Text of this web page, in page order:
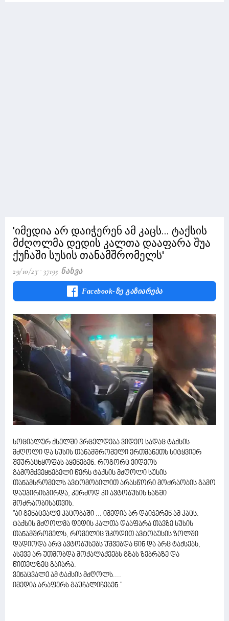
'იმედია არ დაიჭერენ ამ კაცს... ტაქსის
მძღოლმა დედის კალთა დააფარა შუა
ქუჩაში სუსის თანამშრომელს'
29/10/23 37195 Ნახვა
Facebook-Ზე Გაზიარება
სოციალურ ქსელში ვრცელდება ვიდეო სადაც ტაქსის
მძღოლი და სუსის თანამშრომელი ერთმანეთს სიტყვიერ
შეურაცხყოფას აყენებენ. როგორც ვიდეოს
გამომქვეყნებელი წერს ტაქსის მძღოლი სუსის
თანამსრომელს ავტომობილით არასწორი მოძრაობის გამო
დაუპირისპირდა, კერძოდ კი ავტობუსის ხაზში
მოძრაობისათვის.
"აი გენაცვალე კაცობაში ... იმედია არ დაიჭერენ ამ კაცს.
ტაქსის მძღოლმა დედის კალთა დააფარა თავზე სუსის
თანამშრომელს, რომელიც შკოდით ავტობუსის ზოლში
დადიოდა არც ავტობუსებს უშვებდა წინ და არც ტაქსებს,
ასევე არ უთმობდა მოქალაქეებს გზას ზებრაზე და
წითელზეც გაიარა.
ვენაცვალე ამ ტაქსის მძღოლს....
იმედია არაფერს გაუჩალიჩებენ."